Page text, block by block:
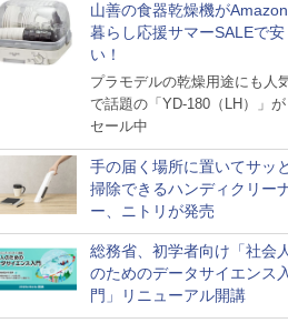
山善の食器乾燥機がAmazon
暮らし応援サマーSALEで安
い！
プラモデルの乾燥用途にも人
で話題の「YD-180（LH）」が
セール中
手の届く場所に置いてサッと
掃除できるハンディクリー
ー、ニトリが発売
総務省、初学者向け「社会人
のためのデータサイエンス入
門」リニューアル開講